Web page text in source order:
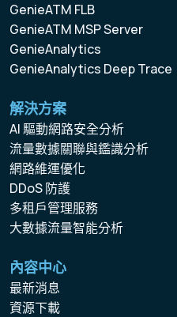
GenieATM FLB
GenieATM MSP Server
GenieAnalytics
GenieAnalytics Deep Trace
解決方案
AI 驅動網路安全分析
流量數據關聯與鑑識分析
網路維運優化
DDoS 防護
多租戶管理服務
大數據流量智能分析
內容中心
最新消息
資源下載